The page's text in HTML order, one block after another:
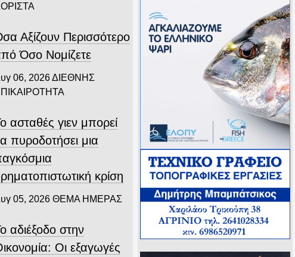
Αξίζουν Περισσότερο
Όσο Νομίζετε
06, 2026ΔΙΕΘΝΗΣ
ασταθές γιεν μπορεί
πυροδοτήσει μια
κρίση
05, 2026 ΘΕΜΑ ΗΜΕΡΑΣ
αδιέξοδο στην
Οι εξαγωγές